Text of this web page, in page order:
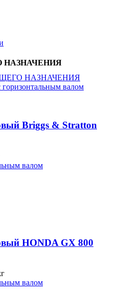
НАЗНАЧЕНИЯ
НАЗНАЧЕНИЯ
горизонтальным валом
Briggs & Stratton
валом
HONDA GX 800
валом